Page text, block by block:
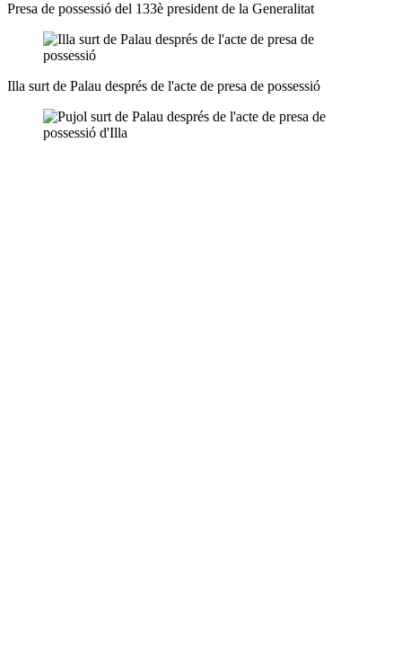
Presa de possessió del 133è president de la Generalitat
Illa surt de Palau després de l'acte de presa de possessió